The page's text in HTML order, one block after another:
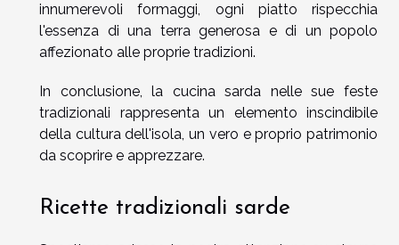
innumerevoli formaggi, ogni piatto rispecchia
l'essenza di una terra generosa e di un popolo
affezionato alle proprie tradizioni.
In conclusione, la cucina sarda nelle sue feste
tradizionali rappresenta un elemento inscindibile
della cultura dell'isola, un vero e proprio patrimonio
da scoprire e apprezzare.
Ricette tradizionali sarde